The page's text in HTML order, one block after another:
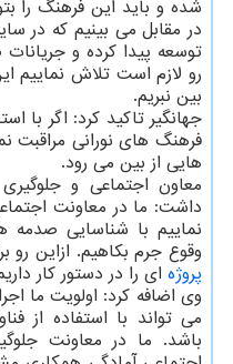
شده و باید این فرهنگ را
در مقابل می بینیم که در
توسعه پیدا کرده و
رو لازم است تلاش نماییم
بین نبریم.
جهانگیر تاکید کرد: اگر با
فرهنگ های نورانی مراقبت
هایی از بین می رود.
معاون اجتماعی و
داشت: ما در معاونت
نماییم با شناسایی صدمه
وقوع جرم بکاهیم. ازاین
پروژه ای را در دستور کار
وی اضافه کرد: اولویت ما
می تواند با استفاده از
باشد. ما در معاونت